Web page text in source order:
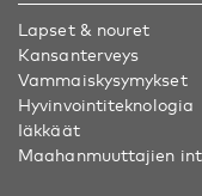
Lapset & nouret
Kansanterveys
Vammaiskysymykset
Hyvinvointiteknologia
Iäkkäät
Maahanmuuttajien